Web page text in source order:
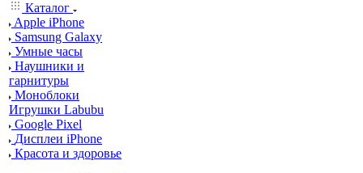
Каталог
Apple iPhone
Samsung Galaxy
Умные часы
Наушники и
гарнитуры
Моноблоки
Игрушки Labubu
Google Pixel
Дисплеи iPhone
Красота и здоровье